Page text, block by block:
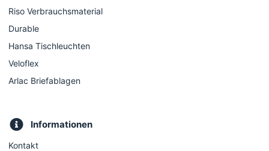
Riso Verbrauchsmaterial
Durable
Hansa Tischleuchten
Veloflex
Arlac Briefablagen
Informationen
Kontakt